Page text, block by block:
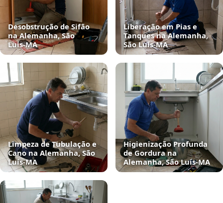
Desobstrução de Sifão
na Alemanha, São
Luís‑MA
Liberação em Pias e
Tanques na Alemanha,
São Luís‑MA
Limpeza de Tubulação e
Cano na Alemanha, São
Luís‑MA
Higienização Profunda
de Gordura na
Alemanha, São Luís‑MA